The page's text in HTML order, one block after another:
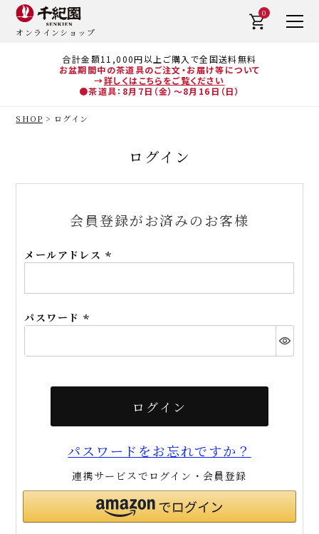
合計金額11,000円以上ご購入で全国送料無料
お盆期間中の茶道具のご注文・お届け等について
→詳しくはこちらをご覧ください
●茶道具：8月7日（金）～8月16日（日）
オンラインショップ
0
SHOP ログイン
ログイン
会員登録がお済みのお客様
メールアドレス
パスワード
ログイン
パスワードをお忘れですか？
連携サービスでログイン・会員登録